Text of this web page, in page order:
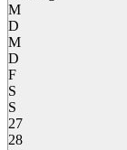
M
D
M
D
F
S
S
27
28